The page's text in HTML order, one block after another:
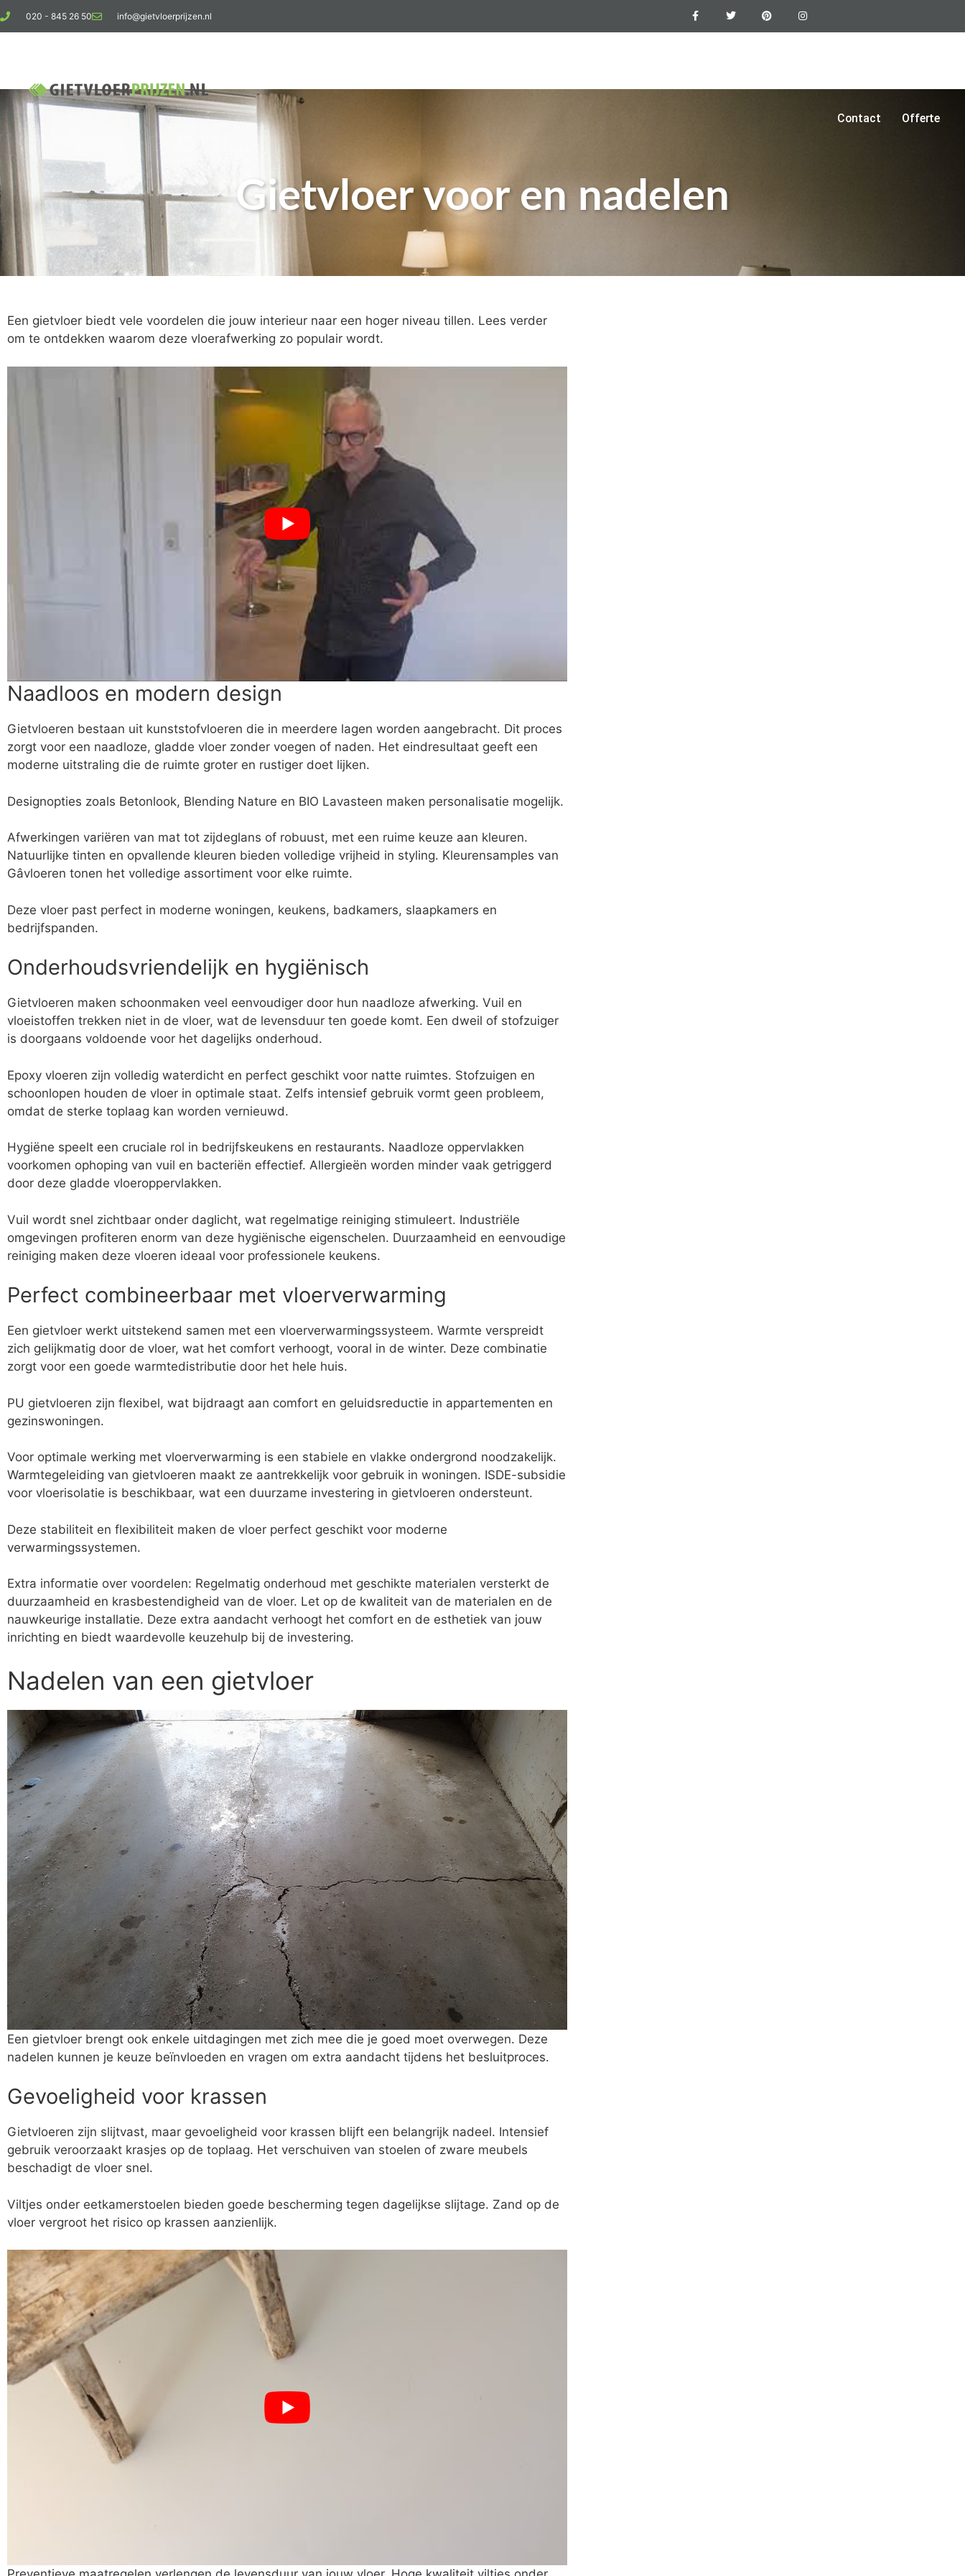
020 - 845 26 50 info@gietvloerprijzen.nl
Contact Offerte
Gietvloer voor en nadelen
Een gietvloer biedt vele voordelen die jouw interieur naar een hoger niveau tillen. Lees verder
om te ontdekken waarom deze vloerafwerking zo populair wordt.
Naadloos en modern design
Gietvloeren bestaan uit kunststofvloeren die in meerdere lagen worden aangebracht. Dit proces
zorgt voor een naadloze, gladde vloer zonder voegen of naden. Het eindresultaat geeft een
moderne uitstraling die de ruimte groter en rustiger doet lijken.
Designopties zoals Betonlook, Blending Nature en BIO Lavasteen maken personalisatie mogelijk.
Afwerkingen variëren van mat tot zijdeglans of robuust, met een ruime keuze aan kleuren.
Natuurlijke tinten en opvallende kleuren bieden volledige vrijheid in styling. Kleurensamples van
Gâvloeren tonen het volledige assortiment voor elke ruimte.
Deze vloer past perfect in moderne woningen, keukens, badkamers, slaapkamers en
bedrijfspanden.
Onderhoudsvriendelijk en hygiënisch
Gietvloeren maken schoonmaken veel eenvoudiger door hun naadloze afwerking. Vuil en
vloeistoffen trekken niet in de vloer, wat de levensduur ten goede komt. Een dweil of stofzuiger
is doorgaans voldoende voor het dagelijks onderhoud.
Epoxy vloeren zijn volledig waterdicht en perfect geschikt voor natte ruimtes. Stofzuigen en
schoonlopen houden de vloer in optimale staat. Zelfs intensief gebruik vormt geen probleem,
omdat de sterke toplaag kan worden vernieuwd.
Hygiëne speelt een cruciale rol in bedrijfskeukens en restaurants. Naadloze oppervlakken
voorkomen ophoping van vuil en bacteriën effectief. Allergieën worden minder vaak getriggerd
door deze gladde vloeroppervlakken.
Vuil wordt snel zichtbaar onder daglicht, wat regelmatige reiniging stimuleert. Industriële
omgevingen profiteren enorm van deze hygiënische eigenschelen. Duurzaamheid en eenvoudige
reiniging maken deze vloeren ideaal voor professionele keukens.
Perfect combineerbaar met vloerverwarming
Een gietvloer werkt uitstekend samen met een vloerverwarmingssysteem. Warmte verspreidt
zich gelijkmatig door de vloer, wat het comfort verhoogt, vooral in de winter. Deze combinatie
zorgt voor een goede warmtedistributie door het hele huis.
PU gietvloeren zijn flexibel, wat bijdraagt aan comfort en geluidsreductie in appartementen en
gezinswoningen.
Voor optimale werking met vloerverwarming is een stabiele en vlakke ondergrond noodzakelijk.
Warmtegeleiding van gietvloeren maakt ze aantrekkelijk voor gebruik in woningen. ISDE-subsidie
voor vloerisolatie is beschikbaar, wat een duurzame investering in gietvloeren ondersteunt.
Deze stabiliteit en flexibiliteit maken de vloer perfect geschikt voor moderne
verwarmingssystemen.
Extra informatie over voordelen: Regelmatig onderhoud met geschikte materialen versterkt de
duurzaamheid en krasbestendigheid van de vloer. Let op de kwaliteit van de materialen en de
nauwkeurige installatie. Deze extra aandacht verhoogt het comfort en de esthetiek van jouw
inrichting en biedt waardevolle keuzehulp bij de investering.
Nadelen van een gietvloer
Een gietvloer brengt ook enkele uitdagingen met zich mee die je goed moet overwegen. Deze
nadelen kunnen je keuze beïnvloeden en vragen om extra aandacht tijdens het besluitproces.
Gevoeligheid voor krassen
Gietvloeren zijn slijtvast, maar gevoeligheid voor krassen blijft een belangrijk nadeel. Intensief
gebruik veroorzaakt krasjes op de toplaag. Het verschuiven van stoelen of zware meubels
beschadigt de vloer snel.
Viltjes onder eetkamerstoelen bieden goede bescherming tegen dagelijkse slijtage. Zand op de
vloer vergroot het risico op krassen aanzienlijk.